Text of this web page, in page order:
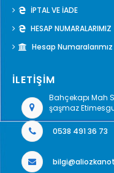
İPTAL VE İADE
HESAP NUMARALARIMIZ
Hesap Numaralarımız
İLETİŞİM
Bahçekapı Mah
şaşmaz
0538 491 36 73